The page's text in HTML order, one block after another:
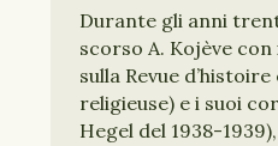
Durante gli anni
scorso A. Kojève
sulla Revue
religieuse) e i suoi
Hegel del 1938-